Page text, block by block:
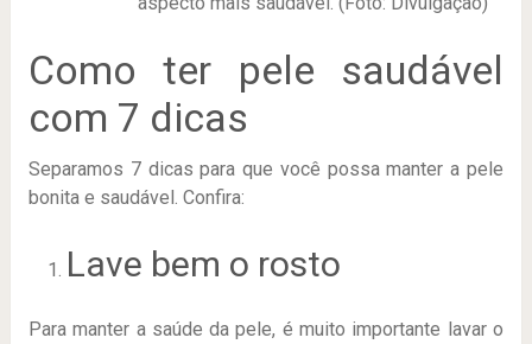
Como ter pele saudável
com 7 dicas
Separamos 7 dicas para que você possa manter a pele
bonita e saudável. Confira:
Lave bem o rosto
Para manter a saúde da pele, é muito importante lavar o